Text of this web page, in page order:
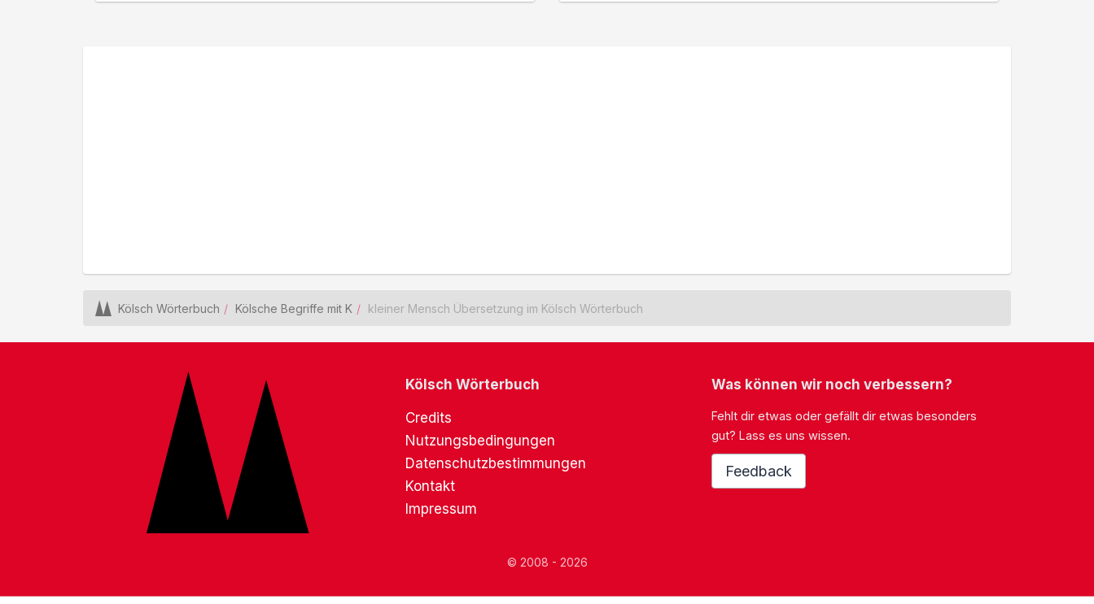
Kölsch Wörterbuch Kölsche Begriffe mit K kleiner Mensch Übersetzung im Kölsch Wörterbuch
Kölsch Wörterbuch
Credits
Nutzungsbedingungen
Datenschutzbestimmungen
Kontakt
Impressum
Was können wir noch verbessern?
Fehlt dir etwas oder gefällt dir etwas besonders
gut? Lass es uns wissen.
Feedback
© 2008 - 2026